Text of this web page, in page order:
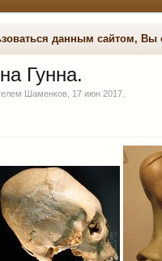
данным сайтом,
Гунна.
Шаменков 17 июн 2017